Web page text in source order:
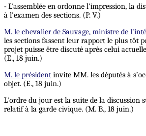
- L’assemblée en ordonne l'impression, la
à l'examen des sections. (P. V.)
M. le chevalier de Sauvage, ministre de
les sections fassent leur rapport le plus tôt
projet puisse être discuté après celui
(E., 18 juin.)
M. le président invite MM. les députés à
objet. (E., 18 juin.)
L'ordre du jour est la suite de la discussion
relatif à la garde civique. (M. B., 18 juin.)